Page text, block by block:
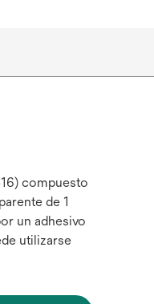
compuesto
de 1
un adhesivo
utilizarse